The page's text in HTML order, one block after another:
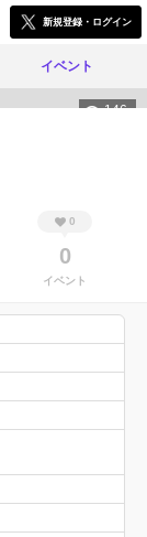
新規登録・ログイン
イベント
146
0
0
イベント